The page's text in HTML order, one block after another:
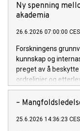
Ny spenning
akademia
26.6.2026 07:00:00
Forskningens
kunnskap og
preget av å
ordrelinjer og
energiteknikk.
–
25.6.2026 14:36:23